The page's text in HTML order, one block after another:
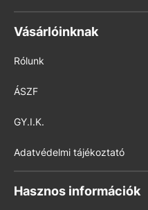
Vásárlóinknak
Rólunk
ÁSZF
GY.I.K.
Adatvédelmi tájékoztató
Hasznos információk